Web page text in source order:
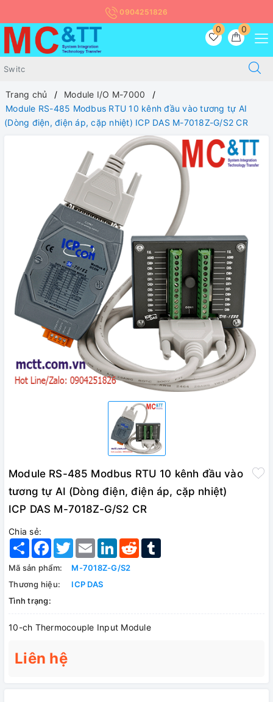
0904251826
0
0
Trang chủ
Module I/O M-7000
Module RS-485 Modbus RTU 10 kênh đầu vào tương tự AI
(Dòng điện, điện áp, cặp nhiệt) ICP DAS M-7018Z-G/S2 CR
Module RS-485 Modbus RTU 10 kênh đầu vào
tương tự AI (Dòng điện, điện áp, cặp nhiệt)
ICP DAS M-7018Z-G/S2 CR
Chia sẻ:
Share Facebook
TwitterEmail LinkedInReddit
Mã sản phẩm:
M-7018Z-G/S2
Thương hiệu:
ICP DAS
Tình trạng:
10-ch Thermocouple Input Module
Liên hệ